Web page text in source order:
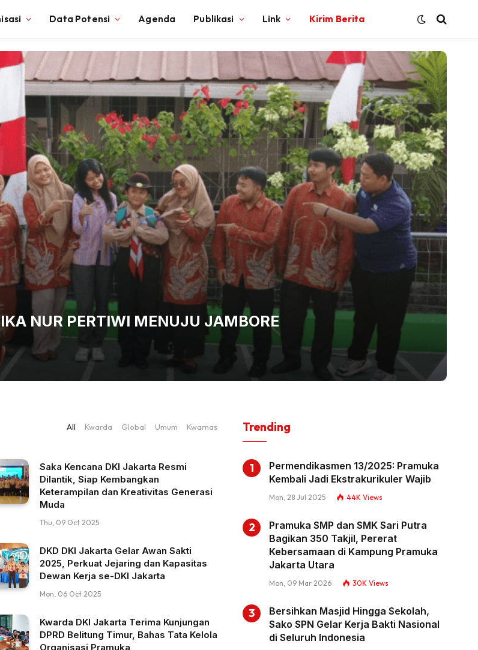
Data Potensi Agenda Publikasi Link Kirim Berita
NUR PERTIWI MENUJU JAMBORE
All Kwarda Global Umum Kwarnas
Saka Kencana DKI Jakarta Resmi
Dilantik, Siap Kembangkan
Keterampilan dan Kreativitas Generasi
Muda
Thu, 09 Oct 2025
DKD DKI Jakarta Gelar Awan Sakti
2025, Perkuat Jejaring dan Kapasitas
Dewan Kerja se-DKI Jakarta
Mon, 06 Oct 2025
Kwarda DKI Jakarta Terima Kunjungan
DPRD Belitung Timur, Bahas Tata Kelola
Organisasi Pramuka
Trending
Permendikasmen 13/2025: Pramuka
Kembali Jadi Ekstrakurikuler Wajib
Mon, 28 Jul 2025 44K Views
Pramuka SMP dan SMK Sari Putra
Bagikan 350 Takjil, Pererat
Kebersamaan di Kampung Pramuka
Jakarta Utara
Mon, 09 Mar 2026 30K Views
Bersihkan Masjid Hingga Sekolah,
Sako SPN Gelar Kerja Bakti Nasional
di Seluruh Indonesia